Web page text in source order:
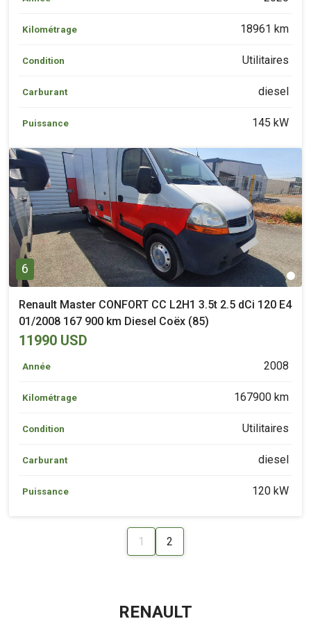
Kilométrage 18961 km
Condition Utilitaires
Carburant diesel
Puissance 145 kW
6
Renault Master CONFORT CC L2H1 3.5t 2.5 dCi 120 E4
01/2008 167 900 km Diesel Coëx (85)
11990 USD
Année 2008
Kilométrage 167900 km
Condition Utilitaires
Carburant diesel
Puissance 120 kW
1 2
RENAULT